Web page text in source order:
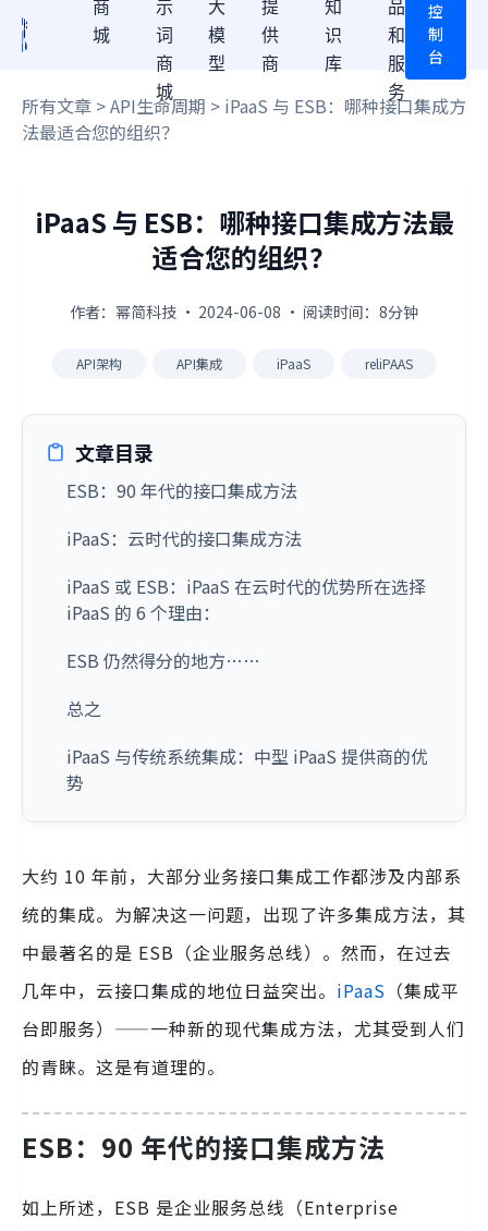
商
城
示
词
商
城
大
模
型
提
供
商
知
识
库
品
和
服
务
控
制
台
所有文章 >API生命周期 > iPaaS 与 ESB：哪种接口集成方
法最适合您的组织？
iPaaS 与 ESB：哪种接口集成方法最
适合您的组织？
作者：幂简科技 · 2024-06-08 · 阅读时间：8分钟
API架构 API集成 iPaaS reliPAAS
文章目录
ESB：90 年代的接口集成方法
iPaaS：云时代的接口集成方法
iPaaS 或 ESB：iPaaS 在云时代的优势所在选择
iPaaS 的 6 个理由：
ESB 仍然得分的地方……
总之
iPaaS 与传统系统集成：中型 iPaaS 提供商的优
势
大约 10 年前，大部分业务接口集成工作都涉及内部系
统的集成。为解决这一问题，出现了许多集成方法，其
中最著名的是 ESB（企业服务总线）。然而，在过去
几年中，云接口集成的地位日益突出。 iPaaS （集成平
台即服务）——一种新的现代集成方法，尤其受到人们
的青睐。这是有道理的。
ESB：90 年代的接口集成方法
如上所述，ESB 是企业服务总线（Enterprise